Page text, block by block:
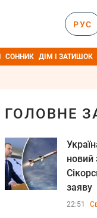
РУС
СОННИК ДІМ І ЗАТИШОК
ГОЛОВНЕ
новий
заяву
22:51